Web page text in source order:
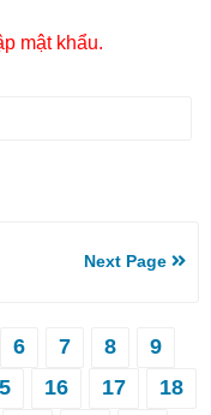
mật khẩu.
Next Page
6 7 8
9
16 17
18